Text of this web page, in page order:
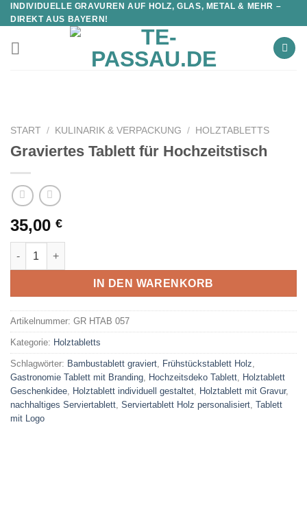
INDIVIDUELLE GRAVUREN AUF HOLZ, GLAS, METAL & MEHR –
DIREKT AUS BAYERN!
START / KULINARIK & VERPACKUNG / HOLZTABLETTS
Graviertes Tablett für Hochzeitstisch
35,00 €
Graviertes Tablett für Hochzeitstisch Menge
IN DEN WARENKORB
Artikelnummer: GR HTAB 057
Kategorie: Holztabletts
Schlagwörter: Bambustablett graviert, Frühstückstablett Holz,
Gastronomie Tablett mit Branding, Hochzeitsdeko Tablett, Holztablett
Geschenkidee, Holztablett individuell gestaltet, Holztablett mit Gravur,
nachhaltiges Serviertablett, Serviertablett Holz personalisiert, Tablett
mit Logo